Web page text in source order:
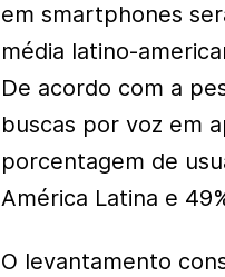
em smartphones
média latino-
De acordo com a
buscas por voz em
porcentagem de
América Latina e
O levantamento